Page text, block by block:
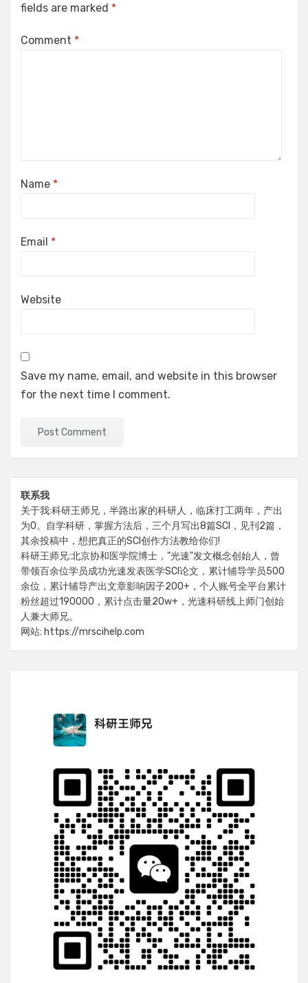
fields are marked *
Comment *
Name *
Email *
Website
Save my name, email, and website in this browser
for the next time I comment.
联系我
关于我:科研王师兄，半路出家的科研人，临床打工两年，产出
为0。自学科研，掌握方法后，三个月写出8篇SCI，见刊2篇，
其余投稿中，想把真正的SCI创作方法教给你们!
科研王师兄:北京协和医学院博士，"光速"发文概念创始人，曾
带领百余位学员成功光速发表医学SCI论文，累计辅导学员500
余位，累计辅导产出文章影响因子200+，个人账号全平台累计
粉丝超过190000，累计点击量20w+，光速科研线上师门创始
人兼大师兄。
网站: https://mrscihelp.com